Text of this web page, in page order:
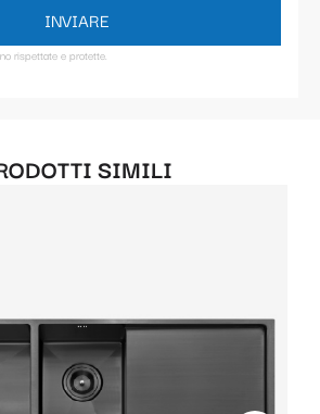
INVIARE
rispettate e protette.
SIMILI